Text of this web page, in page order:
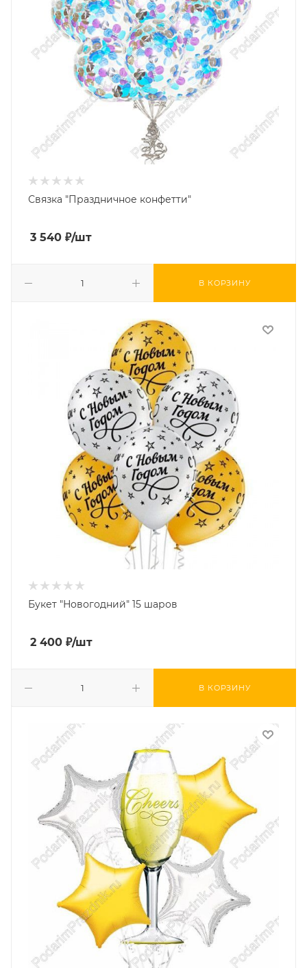
Связка "Праздничное конфетти"
3 540 ₽/шт
В КОРЗИНУ
Букет "Новогодний" 15 шаров
2 400 ₽/шт
В КОРЗИНУ